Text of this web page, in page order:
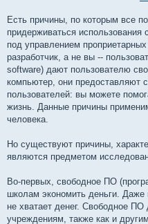
Есть причины, по которым все
придерживаться
под управлением
разработчик, а не вы --
software) дают пользователю
компьютер, они предоставляют
пользователей: вы можете
жизнь. Данные причины
человека.
Но существуют причины,
являются предметом
Во-первых, свободное ПО
школам экономить деньги.
не хватает денег. Свободное ПО
учреждениям, также как и